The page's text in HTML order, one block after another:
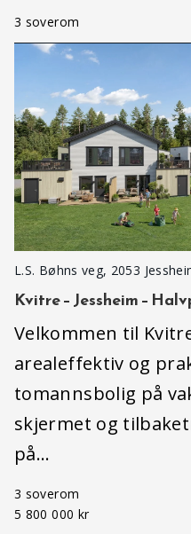
3 soverom
L.S. Bøhns veg, 2053
Kvitre – Jessheim –
Velkommen til
arealeffektiv og
tomannsbolig på
skjermet og
på…
3 soverom
5 800 000 kr